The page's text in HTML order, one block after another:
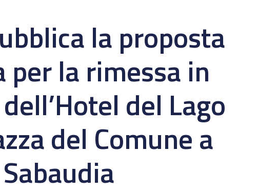
la proposta
per la rimessa in
del Lago
del Comune a
Sabaudia